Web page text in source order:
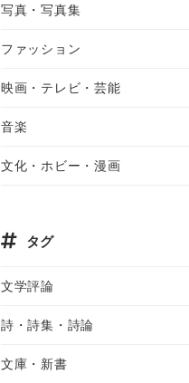
写真・写真集
ファッション
映画・テレビ・芸能
音楽
文化・ホビー・漫画
タグ
文学評論
詩・詩集・詩論
文庫・新書